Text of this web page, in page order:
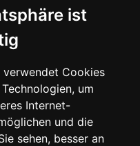
ist
verwendet Cookies
um
Internet-
und die
sehen, besser an